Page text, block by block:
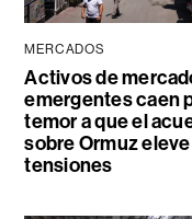
MERCADOS
Activos de
emergentes caen
temor a que el
sobre Ormuz
tensiones